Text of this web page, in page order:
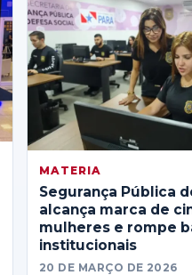
MATERIA
Segurança Pública
alcança marca de
mulheres e rompe
institucionais
20 DE MARÇO DE 2026